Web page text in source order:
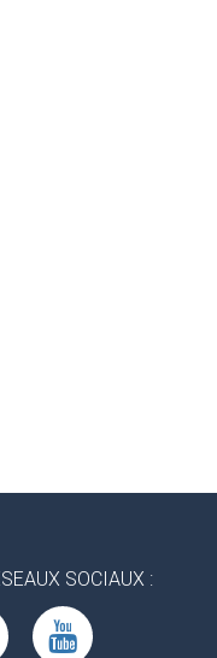
SOCIAUX :